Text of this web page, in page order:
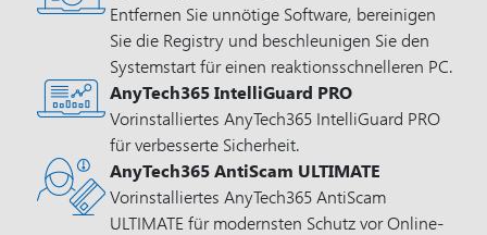
Entfernen Sie unnötige Software, bereinigen
Sie die Registry und beschleunigen Sie den
Systemstart für einen reaktionsschnelleren PC.
AnyTech365 IntelliGuard PRO
Vorinstalliertes AnyTech365 IntelliGuard PRO
für verbesserte Sicherheit.
AnyTech365 AntiScam ULTIMATE
Vorinstalliertes AnyTech365 AntiScam
ULTIMATE für modernsten Schutz vor Online-